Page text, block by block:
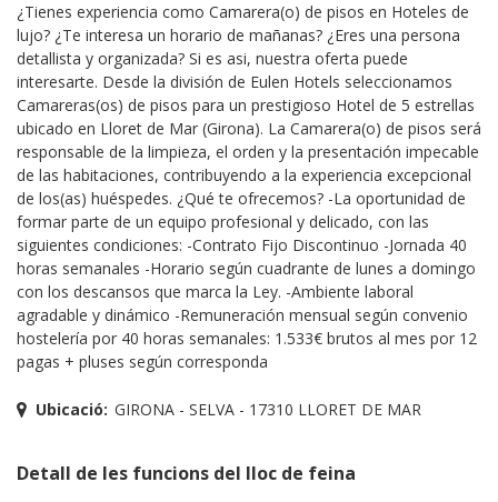
¿Tienes experiencia como Camarera(o) de pisos en Hoteles de
lujo? ¿Te interesa un horario de mañanas? ¿Eres una persona
detallista y organizada? Si es asi, nuestra oferta puede
interesarte. Desde la división de Eulen Hotels seleccionamos
Camareras(os) de pisos para un prestigioso Hotel de 5 estrellas
ubicado en Lloret de Mar (Girona). La Camarera(o) de pisos será
responsable de la limpieza, el orden y la presentación impecable
de las habitaciones, contribuyendo a la experiencia excepcional
de los(as) huéspedes. ¿Qué te ofrecemos? -La oportunidad de
formar parte de un equipo profesional y delicado, con las
siguientes condiciones: -Contrato Fijo Discontinuo -Jornada 40
horas semanales -Horario según cuadrante de lunes a domingo
con los descansos que marca la Ley. -Ambiente laboral
agradable y dinámico -Remuneración mensual según convenio
hostelería por 40 horas semanales: 1.533€ brutos al mes por 12
pagas + pluses según corresponda
Ubicació: GIRONA - SELVA - 17310 LLORET DE MAR
Detall de les funcions del lloc de feina